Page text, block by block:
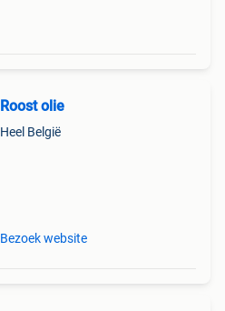
Roost olie
Heel België
Bezoek website